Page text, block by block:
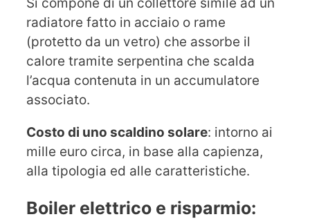
radiatore fatto in acciaio o rame
(protetto da un vetro) che assorbe il
calore tramite serpentina che scalda
l’acqua contenuta in un accumulatore
associato.
Costo di uno scaldino solare: intorno ai
mille euro circa, in base alla capienza,
alla tipologia ed alle caratteristiche.
Boiler elettrico e risparmio: